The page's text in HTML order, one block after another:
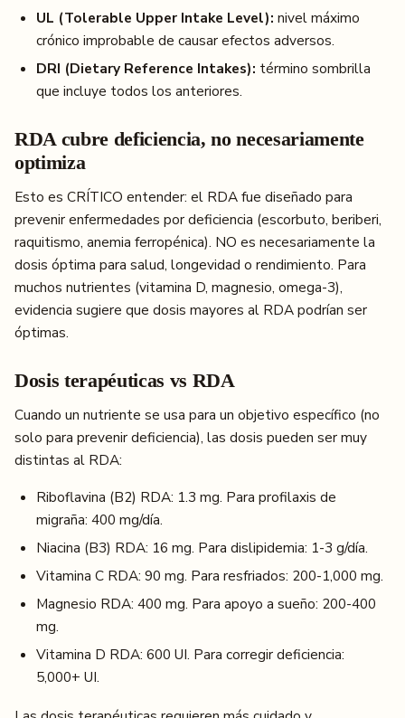
UL (Tolerable Upper Intake Level): nivel máximo
crónico improbable de causar efectos adversos.
DRI (Dietary Reference Intakes): término sombrilla
que incluye todos los anteriores.
RDA cubre deficiencia, no necesariamente
optimiza
Esto es CRÍTICO entender: el RDA fue diseñado para
prevenir enfermedades por deficiencia (escorbuto, beriberi,
raquitismo, anemia ferropénica). NO es necesariamente la
dosis óptima para salud, longevidad o rendimiento. Para
muchos nutrientes (vitamina D, magnesio, omega-3),
evidencia sugiere que dosis mayores al RDA podrían ser
óptimas.
Dosis terapéuticas vs RDA
Cuando un nutriente se usa para un objetivo específico (no
solo para prevenir deficiencia), las dosis pueden ser muy
distintas al RDA:
Riboflavina (B2) RDA: 1.3 mg. Para profilaxis de
migraña: 400 mg/día.
Niacina (B3) RDA: 16 mg. Para dislipidemia: 1-3 g/día.
Vitamina C RDA: 90 mg. Para resfriados: 200-1,000 mg.
Magnesio RDA: 400 mg. Para apoyo a sueño: 200-400
mg.
Vitamina D RDA: 600 UI. Para corregir deficiencia:
5,000+ UI.